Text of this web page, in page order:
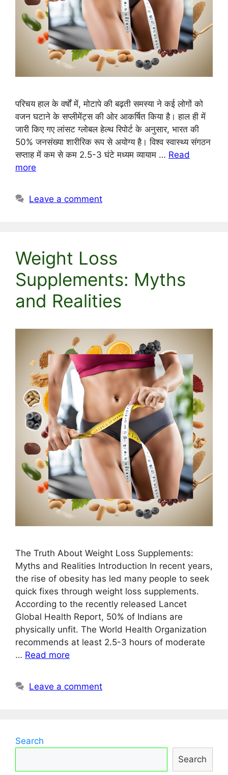
परिचय हाल के वर्षों में, मोटापे की बढ़ती समस्या ने कई लोगों को
वजन घटाने के सप्लीमेंट्स की ओर आकर्षित किया है। हाल ही में
जारी किए गए लांसट ग्लोबल हेल्थ रिपोर्ट के अनुसार, भारत की
50% जनसंख्या शारीरिक रूप से अयोग्य है। विश्व स्वास्थ्य संगठन
सप्ताह में कम से कम 2.5-3 घंटे मध्यम व्यायाम … Read
more
Leave a comment
Weight Loss
Supplements: Myths
and Realities
The Truth About Weight Loss Supplements:
Myths and Realities Introduction In recent years,
the rise of obesity has led many people to seek
quick fixes through weight loss supplements.
According to the recently released Lancet
Global Health Report, 50% of Indians are
physically unfit. The World Health Organization
recommends at least 2.5-3 hours of moderate
… Read more
Leave a comment
Search
Search